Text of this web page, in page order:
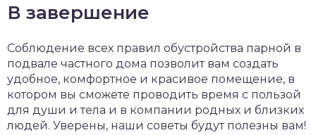
В завершение
Соблюдение всех правил обустройства парной в
подвале частного дома позволит вам создать
удобное, комфортное и красивое помещение, в
котором вы сможете проводить время с пользой
для души и тела и в компании родных и близких
людей. Уверены, наши советы будут полезны вам!